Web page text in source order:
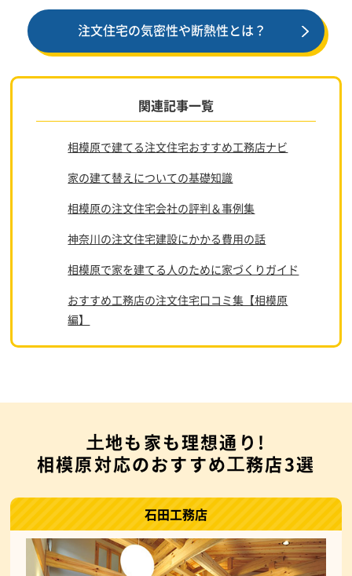
注文住宅の気密性や断熱性とは？
関連記事一覧
相模原で建てる注文住宅おすすめ工務店ナビ
家の建て替えについての基礎知識
相模原の注文住宅会社の評判＆事例集
神奈川の注文住宅建設にかかる費用の話
相模原で家を建てる人のために家づくりガイド
おすすめ工務店の注文住宅口コミ集【相模原
編】
⼟地も家も理想通り!
相模原対応のおすすめ⼯務店3選
石田工務店